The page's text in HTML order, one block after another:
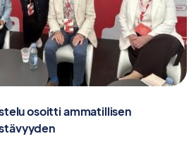
osoitti ammatillisen